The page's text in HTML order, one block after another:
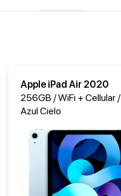
Apple iPad Air 2020
256GB / WiFi + Cellular /
Azul Cielo